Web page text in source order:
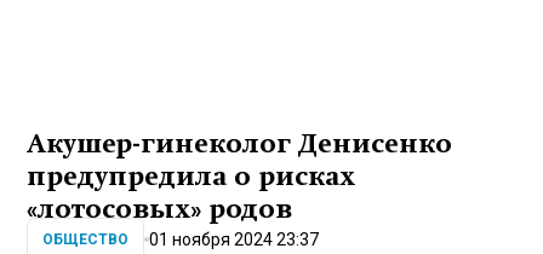
Акушер-гинеколог Денисенко
предупредила о рисках
«лотосовых» родов
ОБЩЕСТВО 01 ноября 2024 23:37